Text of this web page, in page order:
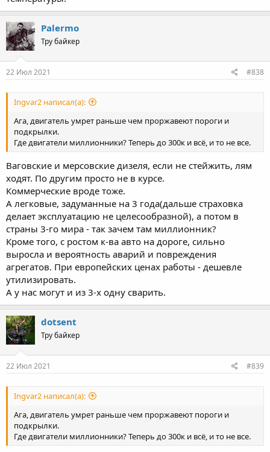
Palermo
Тру байкер
22 Июл 2021 #838
Ingvar2 написал(а):
Ага, двигатель умрет раньше чем проржавеют пороги и
подкрылки.
Где двигатели миллионники? Теперь до 300к и всё, и то не все.
Ваговские и мерсовские дизеля, если не стейжить, лям
ходят. По другим просто не в курсе.
Коммерческие вроде тоже.
А легковые, задуманные на 3 года(дальше страховка
делает эксплуатацию не целесообразной), а потом в
страны 3-го мира - так зачем там миллионник?
Кроме того, с ростом к-ва авто на дороге, сильно
выросла и вероятность аварий и повреждения
агрегатов. При европейских ценах работы - дешевле
утилизировать.
А у нас могут и из 3-х одну сварить.
dotsent
Тру байкер
22 Июл 2021 #839
Ingvar2 написал(а):
Ага, двигатель умрет раньше чем проржавеют пороги и
подкрылки.
Где двигатели миллионники? Теперь до 300к и всё, и то не все.